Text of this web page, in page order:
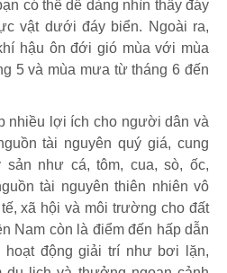
có thể dễ dàng nhìn thấy đáy
vật dưới đáy biển. Ngoài ra,
hậu ôn đới gió mùa với mùa
5 và mùa mưa từ tháng 6 đến
nhiều lợi ích cho người dân và
tài nguyên quý giá, cung
sản như cá, tôm, cua, sò, ốc,
tài nguyên thiên nhiên vô
xã hội và môi trường cho đất
Nam còn là điểm đến hấp dẫn
hoạt động giải trí như bơi lặn,